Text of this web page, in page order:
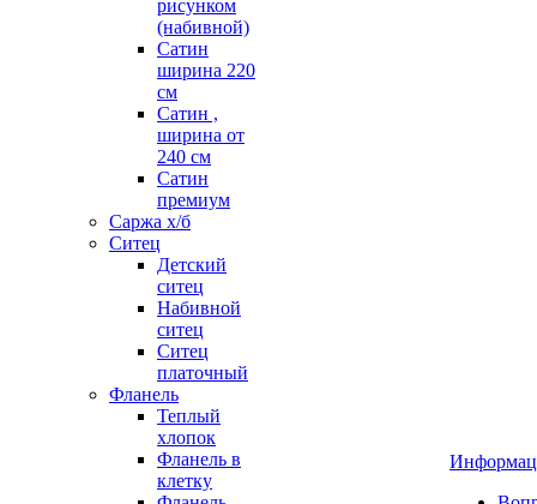
рисунком
(набивной)
Сатин
ширина 220
см
Сатин ,
ширина от
240 см
Сатин
премиум
Саржа х/б
Ситец
Детский
ситец
Набивной
ситец
Ситец
платочный
Фланель
Теплый
хлопок
Фланель в
клетку